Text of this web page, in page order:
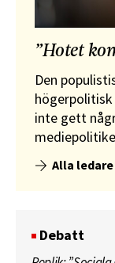
”Hotet
Den
inte gett
Alla ledare
Debatt